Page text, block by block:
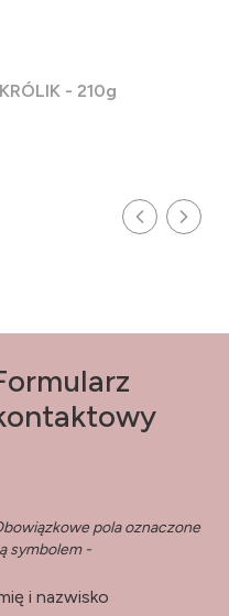
- 210g
pola oznaczone
symbolem -
i nazwisko